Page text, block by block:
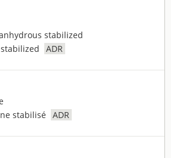
stabilized
ADR
stabilisé
ADR